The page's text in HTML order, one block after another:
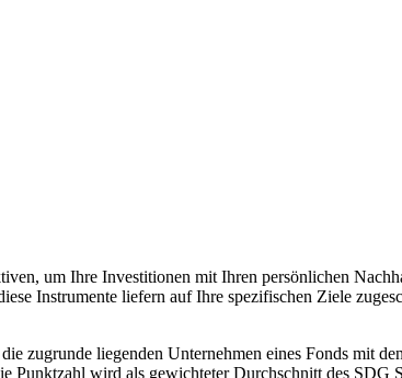
um Ihre Investitionen mit Ihren persönlichen
Instrumente liefern auf Ihre spezifischen Ziele
zugrunde liegenden Unternehmen eines Fonds mit
wird als gewichteter Durchschnitt des SDG